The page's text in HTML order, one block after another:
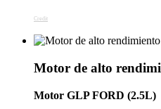
Credit
Motor de alto
Motor GLP FORD (2.5L)